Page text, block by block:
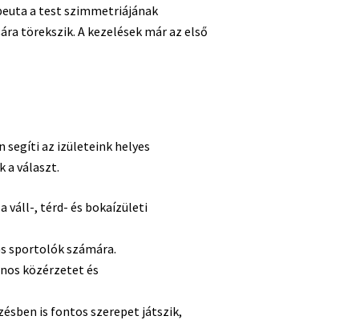
a test szimmetriájának
törekszik. A kezelések már az első
segíti az izületeink helyes
a választ.
váll-, térd- és bokaízületi
sportolók számára.
közérzetet és
is fontos szerepet játszik,